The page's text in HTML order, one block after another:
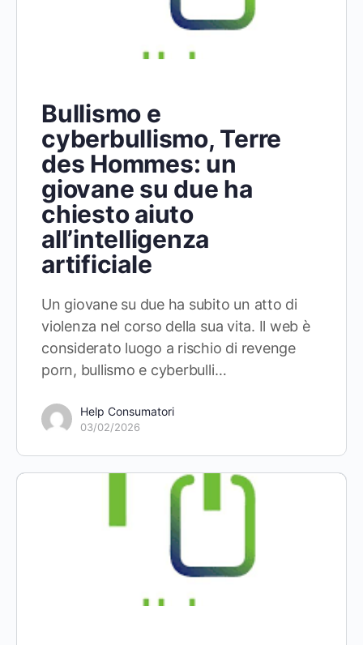
Bullismo e
cyberbullismo, Terre
des Hommes: un
giovane su due ha
chiesto aiuto
all’intelligenza
artificiale
Un giovane su due ha subito un atto di
violenza nel corso della sua vita. Il web è
considerato luogo a rischio di revenge
porn, bullismo e cyberbulli…
Help Consumatori
03/02/2026